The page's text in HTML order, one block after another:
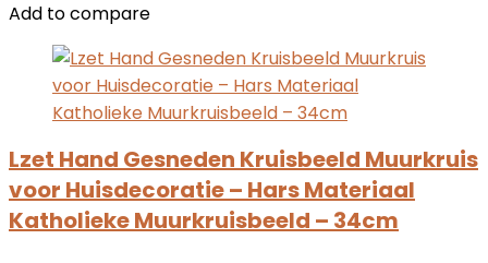
Add to compare
Lzet Hand Gesneden Kruisbeeld Muurkruis
voor Huisdecoratie – Hars Materiaal
Katholieke Muurkruisbeeld – 34cm